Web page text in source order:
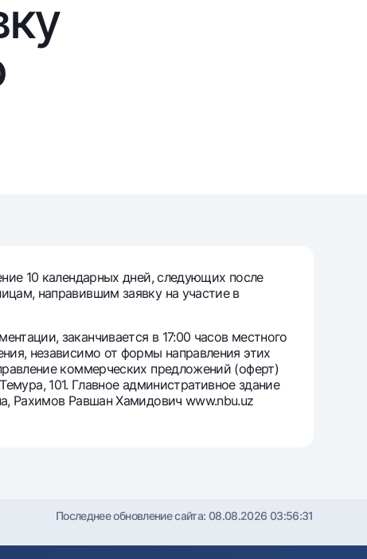
Milliy
10 календарных дней, следующих после
направившим заявку на участие в
заканчивается в 17:00 часов местного
независимо от формы направления этих
коммерческих предложений (оферт)
Темура, 101. Главное административное здание
Рахимов Равшан Хамидович www.nbu.uz
Последнее обновление сайта: 08.08.2026 03:56:31